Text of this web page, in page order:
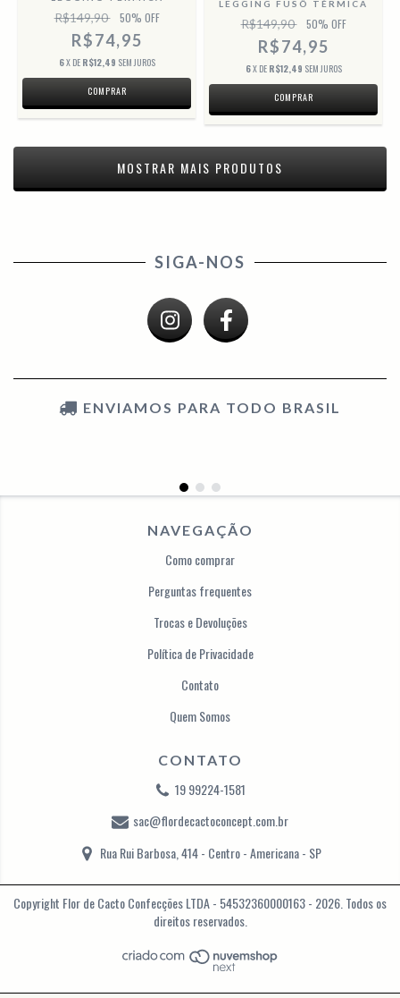
R$149,90 50% OFF
R$74,95
6X DE R$12,49 SEM JUROS
COMPRAR
LEGGING FUSÔ TÉRMICA
R$149,90 50% OFF
R$74,95
6X DE R$12,49 SEM JUROS
COMPRAR
MOSTRAR MAIS PRODUTOS
SIGA-NOS
ENVIAMOS PARA TODO BRASIL
NAVEGAÇÃO
Como comprar
Perguntas frequentes
Trocas e Devoluções
Política de Privacidade
Contato
Quem Somos
CONTATO
19 99224-1581
sac@flordecactoconcept.com.br
Rua Rui Barbosa, 414 - Centro - Americana - SP
Copyright Flor de Cacto Confecções LTDA - 54532360000163 - 2026. Todos os
direitos reservados.